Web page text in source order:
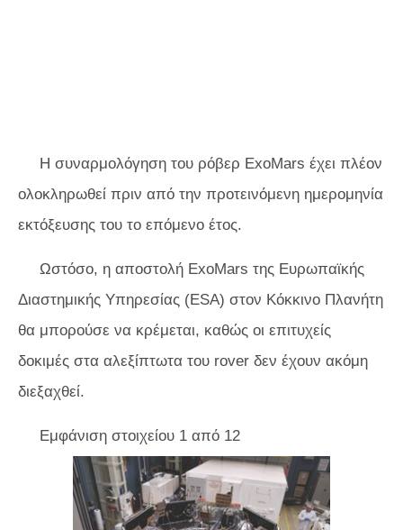
Η συναρμολόγηση του ρόβερ ExoMars έχει πλέον
ολοκληρωθεί πριν από την προτεινόμενη ημερομηνία
εκτόξευσης του το επόμενο έτος.
Ωστόσο, η αποστολή ExoMars της Ευρωπαϊκής
Διαστημικής Υπηρεσίας (ESA) στον Κόκκινο Πλανήτη
θα μπορούσε να κρέμεται, καθώς οι επιτυχείς
δοκιμές στα αλεξίπτωτα του rover δεν έχουν ακόμη
διεξαχθεί.
Εμφάνιση στοιχείου 1 από 12